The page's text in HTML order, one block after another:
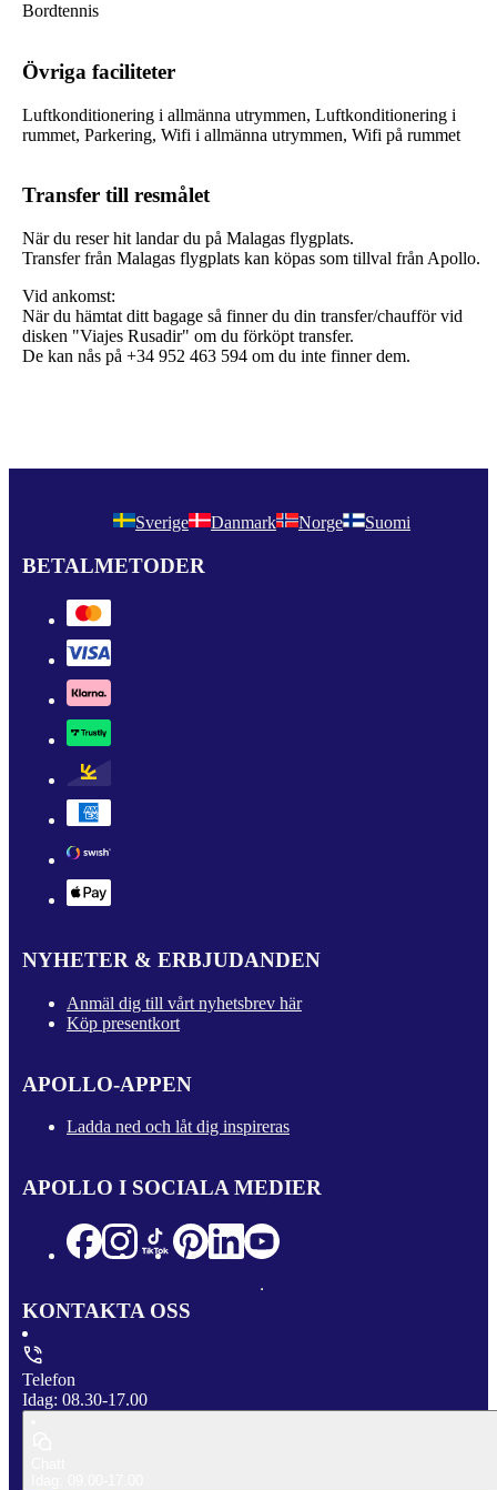
Bordtennis
Övriga faciliteter
Luftkonditionering i allmänna utrymmen, Luftkonditionering i
rummet, Parkering, Wifi i allmänna utrymmen, Wifi på rummet
Transfer till resmålet
När du reser hit landar du på Malagas flygplats.
Transfer från Malagas flygplats kan köpas som tillval från Apollo.
Vid ankomst:
När du hämtat ditt bagage så finner du din transfer/chaufför vid
disken "Viajes Rusadir" om du förköpt transfer.
De kan nås på +34 952 463 594 om du inte finner dem.
Sverige Danmark Norge Suomi
BETALMETODER
NYHETER & ERBJUDANDEN
Anmäl dig till vårt nyhetsbrev här
Köp presentkort
APOLLO-APPEN
Ladda ned och låt dig inspireras
APOLLO I SOCIALA MEDIER
KONTAKTA OSS
Telefon
Idag: 08.30-17.00